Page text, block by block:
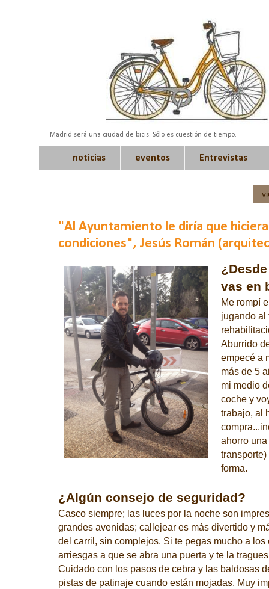
Madrid será una ciudad de bicis. Sólo es cuestión de tiempo.
noticias eventos Entrevistas
"Al Ayuntamiento le diría que
condiciones", Jesús Román
vas en
Me rompí
jugando al
Aburrido
empecé a
más de 5
mi medio
coche y
trabajo, al
ahorro
forma.
¿Algún consejo de seguridad?
Casco siempre; las luces por la noche son
grandes avenidas; callejear es más divertido y
del carril, sin complejos. Si te pegas mucho a los
arriesgas a que se abra una puerta y te la
Cuidado con los pasos de cebra y las baldosas
pistas de patinaje cuando están mojadas. Muy